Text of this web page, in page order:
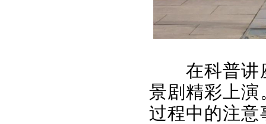
在科普讲
景剧精彩上演
过程中的注意